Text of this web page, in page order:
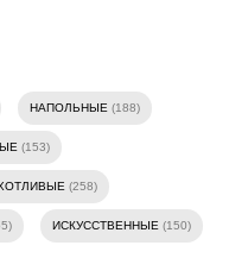
НАПОЛЬНЫЕ(188)
(153)
(258)
ИСКУССТВЕННЫЕ(150)